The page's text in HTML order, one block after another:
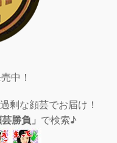
中！
剰な顔芸でお届け！
勝負」 で検索♪